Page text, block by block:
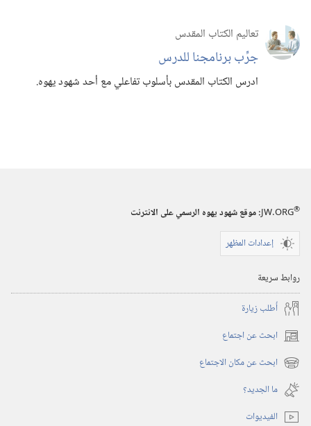
تعاليم الكتاب المقدس
جرِّب برنامجنا للدرس
ادرس الكتاب المقدس بأسلوب تفاعلي مع أحد شهود يهوه.‏
JW.ORG®
:‏ موقع شهود يهوه الرسمي على الانترنت
إعدادات المظهر
روابط سريعة
أُطلب زيارة
ابحث عن اجتماع (يفتح
نافذة ابحث عن مكان الاجتماع (يفتح
نافذة
جديدة)
ما الجديد؟‏
الفيديوات